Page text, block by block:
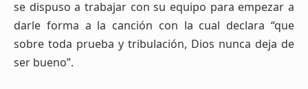
se dispuso a trabajar con su equipo para empezar a
darle forma a la canción con la cual declara “que
sobre toda prueba y tribulación, Dios nunca deja de
ser bueno”.